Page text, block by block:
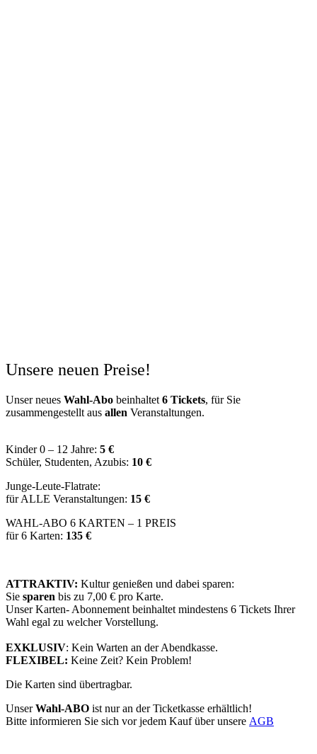
Unsere neuen Preise!
Unser neues Wahl-Abo beinhaltet 6 Tickets, für Sie
zusammengestellt aus allen Veranstaltungen.
Kinder 0 – 12 Jahre: 5 €
Schüler, Studenten, Azubis: 10 €
Junge-Leute-Flatrate:
für ALLE Veranstaltungen: 15 €
WAHL-ABO 6 KARTEN – 1 PREIS
für 6 Karten: 135 €
ATTRAKTIV: Kultur genießen und dabei sparen:
Sie sparen bis zu 7,00 € pro Karte.
Unser Karten- Abonnement beinhaltet mindestens 6 Tickets Ihrer
Wahl egal zu welcher Vorstellung.
EXKLUSIV: Kein Warten an der Abendkasse.
FLEXIBEL: Keine Zeit? Kein Problem!
Die Karten sind übertragbar.
UnserWahl-ABO ist nur an der Ticketkasse erhältlich!
Bitte informieren Sie sich vor jedem Kauf über unsere AGB